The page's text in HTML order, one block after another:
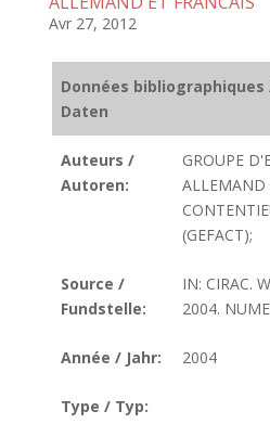
Avr 27, 2012
Données
Daten
Auteurs /
Autoren:
GROUPE
ALLEMAND
(GEFACT);
Source /
Fundstelle:
IN: CIRAC.
2004.
Année / Jahr: 2004
Type / Typ: